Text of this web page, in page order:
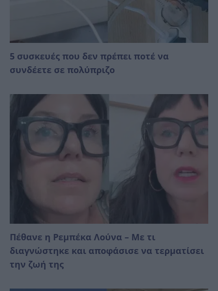
5 συσκευές που δεν πρέπει ποτέ να
συνδέετε σε πολύπριζο
Πέθανε η Ρεμπέκα Λούνα – Με τι
διαγνώστηκε και αποφάσισε να τερματίσει
την ζωή της